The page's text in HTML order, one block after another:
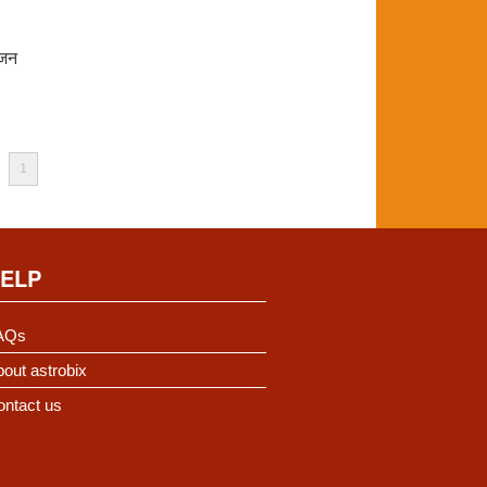
1
astrobix
us